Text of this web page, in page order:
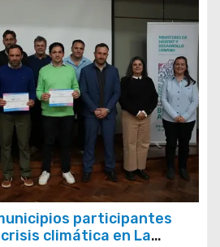
participantes
climática en La